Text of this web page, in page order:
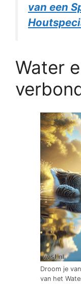
van een
Water
Droom je
van het